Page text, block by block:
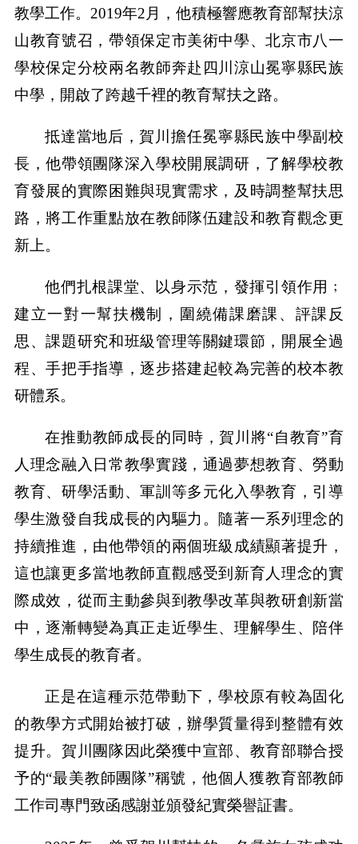
教學工作。2019年2月，他積極響應教育部幫扶涼
山教育號召，帶領保定市美術中學、北京市八一
學校保定分校兩名教師奔赴四川涼山冕寧縣民族
中學，開啟了跨越千裡的教育幫扶之路。
抵達當地后，賀川擔任冕寧縣民族中學副校
長，他帶領團隊深入學校開展調研，了解學校教
育發展的實際困難與現實需求，及時調整幫扶思
路，將工作重點放在教師隊伍建設和教育觀念更
新上。
他們扎根課堂、以身示范，發揮引領作用﹔
建立一對一幫扶機制，圍繞備課磨課、評課反
思、課題研究和班級管理等關鍵環節，開展全過
程、手把手指導，逐步搭建起較為完善的校本教
研體系。
在推動教師成長的同時，賀川將“自教育”育
人理念融入日常教學實踐，通過夢想教育、勞動
教育、研學活動、軍訓等多元化入學教育，引導
學生激發自我成長的內驅力。隨著一系列理念的
持續推進，由他帶領的兩個班級成績顯著提升，
這也讓更多當地教師直觀感受到新育人理念的實
際成效，從而主動參與到教學改革與教研創新當
中，逐漸轉變為真正走近學生、理解學生、陪伴
學生成長的教育者。
正是在這種示范帶動下，學校原有較為固化
的教學方式開始被打破，辦學質量得到整體有效
提升。賀川團隊因此榮獲中宣部、教育部聯合授
予的“最美教師團隊”稱號，他個人獲教育部教師
工作司專門致函感謝並頒發紀實榮譽証書。